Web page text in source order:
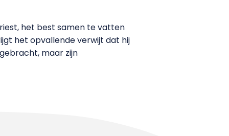
het best samen te vatten
het opvallende verwijt dat hij
maar zijn